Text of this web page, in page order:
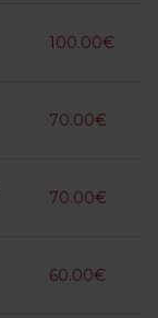
100.00€
70.00€
70.00€
60.00€